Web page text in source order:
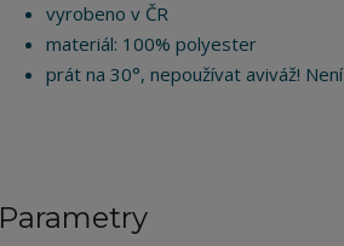
vyrobeno v ČR
materiál: 100% polyester
prát na 30°, nepoužívat aviváž!
Parametry